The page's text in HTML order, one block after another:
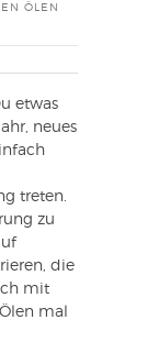
ÖLEN
etwas
neues
treten.
zu
die
mit
mal